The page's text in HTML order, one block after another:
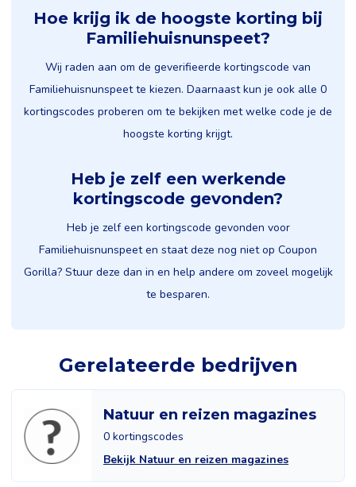
Hoe krijg ik de hoogste korting bij
Familiehuisnunspeet?
Wij raden aan om de geverifieerde kortingscode van
Familiehuisnunspeet te kiezen. Daarnaast kun je ook alle 0
kortingscodes proberen om te bekijken met welke code je de
hoogste korting krijgt.
Heb je zelf een werkende
kortingscode gevonden?
Heb je zelf een kortingscode gevonden voor
Familiehuisnunspeet en staat deze nog niet op Coupon
Gorilla? Stuur deze dan in en help andere om zoveel mogelijk
te besparen.
Gerelateerde bedrijven
Natuur en reizen magazines
0 kortingscodes
Bekijk Natuur en reizen magazines